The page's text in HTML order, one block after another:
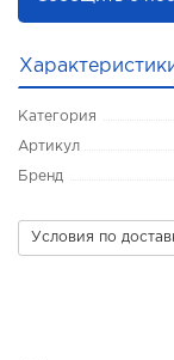
Категория
Артикул
Бренд
Условия по